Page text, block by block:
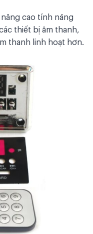
cao tính năng
thiết bị âm thanh,
thanh linh hoạt hơn.